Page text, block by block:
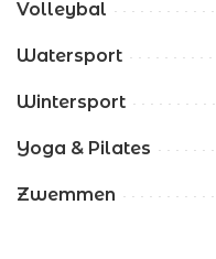
Volleybal
Watersport
Wintersport
Yoga & Pilates
Zwemmen